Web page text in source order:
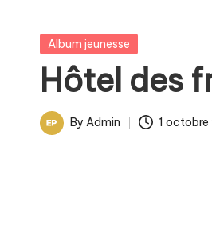
e
e
t
les
goûts,
des
pour
Posted
Album jeunesse
Hôtel des
Posted
By Admin 1